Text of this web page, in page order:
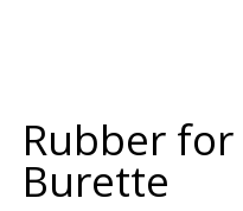
Rubber
Burette